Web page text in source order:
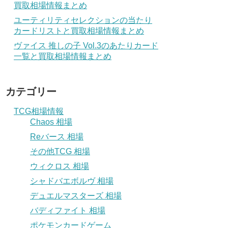
買取相場情報まとめ
ユーティリティセレクションの当たり
カードリストと買取相場情報まとめ
ヴァイス 推しの子 Vol.3のあたりカード
一覧と買取相場情報まとめ
カテゴリー
TCG相場情報
Chaos 相場
Reバース 相場
その他TCG 相場
ウィクロス 相場
シャドバエボルヴ 相場
デュエルマスターズ 相場
バディファイト 相場
ポケモンカードゲーム